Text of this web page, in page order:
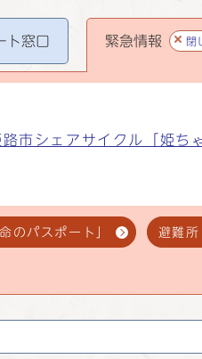
ト窓口 緊急情報 閉
路市シェアサイクル「姫ち
のパスポート」 避難所